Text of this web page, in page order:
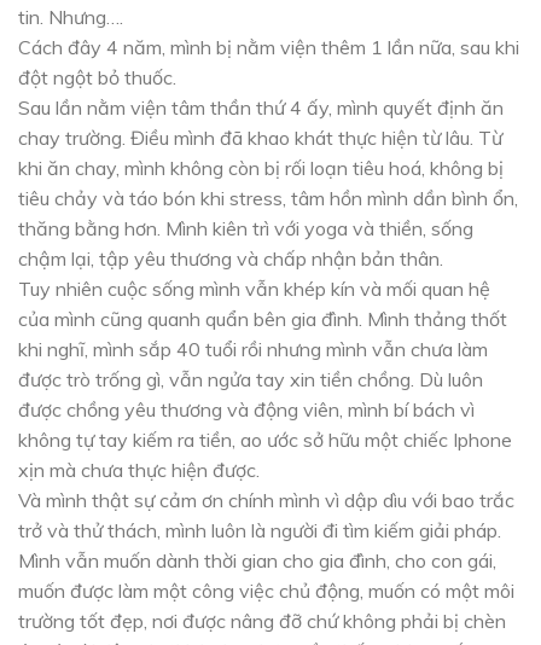
tin. Nhưng….
Cách đây 4 năm, mình bị nằm viện thêm 1 lần nữa, sau khi
đột ngột bỏ thuốc.
Sau lần nằm viện tâm thần thứ 4 ấy, mình quyết định ăn
chay trường. Điều mình đã khao khát thực hiện từ lâu. Từ
khi ăn chay, mình không còn bị rối loạn tiêu hoá, không bị
tiêu chảy và táo bón khi stress, tâm hồn mình dần bình ổn,
thăng bằng hơn. Mình kiên trì với yoga và thiền, sống
chậm lại, tập yêu thương và chấp nhận bản thân.
Tuy nhiên cuộc sống mình vẫn khép kín và mối quan hệ
của mình cũng quanh quẩn bên gia đình. Mình thảng thốt
khi nghĩ, mình sắp 40 tuổi rồi nhưng mình vẫn chưa làm
được trò trống gì, vẫn ngửa tay xin tiền chồng. Dù luôn
được chồng yêu thương và động viên, mình bí bách vì
không tự tay kiếm ra tiền, ao ước sở hữu một chiếc Iphone
xịn mà chưa thực hiện được.
Và mình thật sự cảm ơn chính mình vì dập dìu với bao trắc
trở và thử thách, mình luôn là người đi tìm kiếm giải pháp.
Mình vẫn muốn dành thời gian cho gia đình, cho con gái,
muốn được làm một công việc chủ động, muốn có một môi
trường tốt đẹp, nơi được nâng đỡ chứ không phải bị chèn